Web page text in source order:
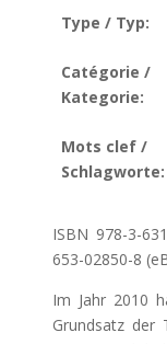
Type / Typ:
Catégorie /
Kategorie:
Mots clef /
Schlagworte:
ISBN 978-3-
653-02850-8
Im Jahr 2010
Grundsatz der